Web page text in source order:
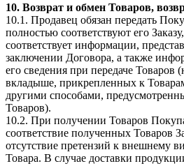
10. Возврат и обмен Товаров,
10.1. Продавец обязан передать
полностью соответствуют его
соответствует информации,
заключении Договора, а также
его сведения при передаче Товаров
вкладыше, прикрепленных к
другими способами,
Товаров).
10.2. При получении Товаров
соответствие полученных Товаров
отсутствие претензий к внешнему
Товара. В случае доставки